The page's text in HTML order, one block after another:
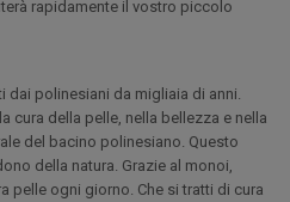
rapidamente il vostro piccolo
polinesiani da migliaia di anni.
cura della pelle, nella bellezza e nella
del bacino polinesiano. Questo
della natura. Grazie al monoi,
pelle ogni giorno. Che si tratti di cura